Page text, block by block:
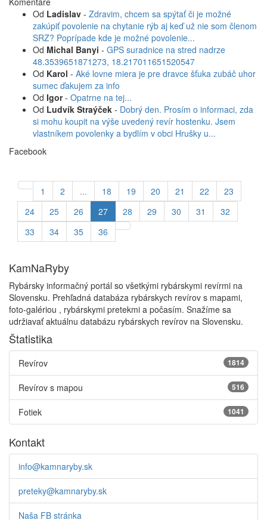
Od Ladislav - Zdravim, chcem sa spýtať či je možné
zakúpiť povolenie na chytanie rýb aj keď už nie som členom
SRZ? Poprípade kde je možné povolenie...
Od Michal Banyi - GPS suradnice na stred nadrze
48.3539651871273, 18.217011651520547
Od Karol - Aké lovne miera je pre dravce šťuka zubáč uhor
sumec ďakujem za info
Od Igor- Opatrne na tej...
Od Ludvík Straýček - Dobrý den. Prosím o informaci, zda
si mohu koupit na výše uvedený revír hostenku. Jsem
vlastníkem povolenky a bydlím v obci Hrušky u...
Facebook
1 2 ... 18 19 20 21 22
23
24
25 26 27 28 29 30 31
32
33
34 35 36
KamNaRyby
Rybársky informačný portál so všetkými rybárskymi revírmi na
Slovensku. Prehľadná databáza rybárskych revírov s mapami,
foto-galériou , rybárskymi pretekmi a počasím. Snažíme sa
udržiavať aktuálnu databázu rybárskych revírov na Slovensku.
Štatistika
1814
Revírov
516
Revírov s mapou
1041
Fotiek
Kontakt
info@kamnaryby.sk
preteky@kamnaryby.sk
Naša FB stránka